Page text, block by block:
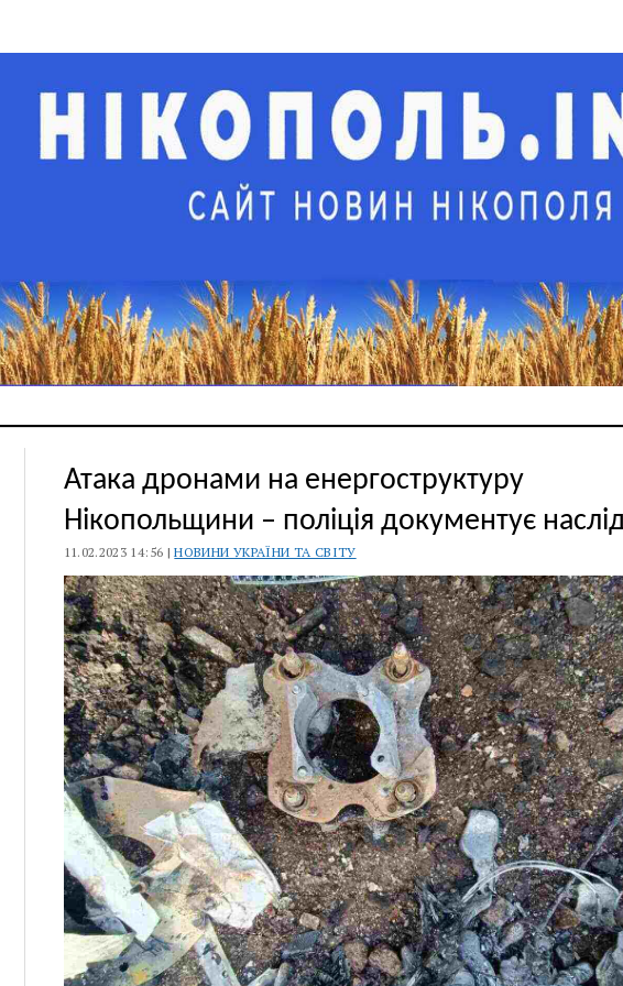
Атака дронами на енергоструктуру
Нікопольщини – поліція документує
11.02.2023 14:56 |НОВИНИ УКРАЇНИ ТА СВІТУ